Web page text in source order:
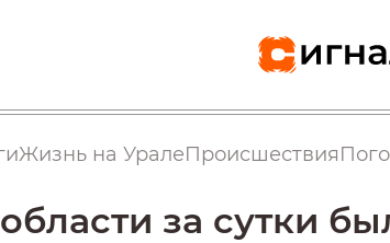
Жизнь на УралеПроисшествия
за сутки